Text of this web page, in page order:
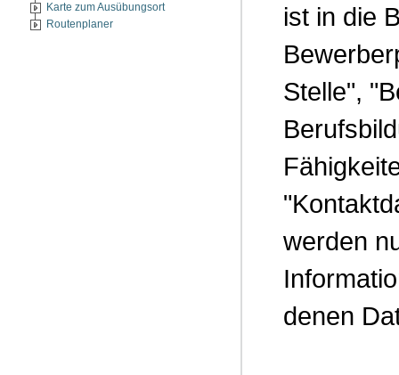
Karte zum Ausübungsort
Routenplaner
ist in die
Stelle",
werden
denen